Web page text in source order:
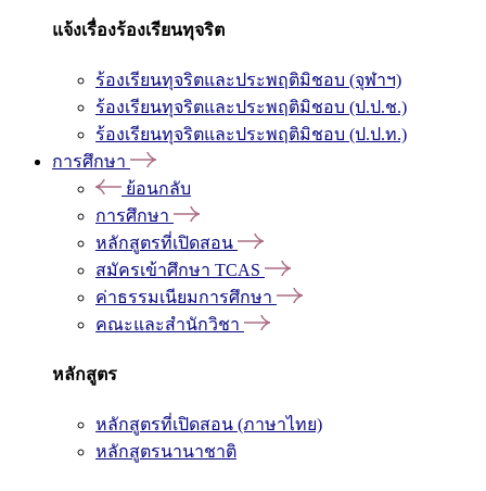
แจ้งเรื่องร้องเรียนทุจริต
ร้องเรียนทุจริตและประพฤติมิชอบ (จุฬาฯ)
ร้องเรียนทุจริตและประพฤติมิชอบ (ป.ป.ช.)
ร้องเรียนทุจริตและประพฤติมิชอบ (ป.ป.ท.)
การศึกษา
ย้อนกลับ
การศึกษา
หลักสูตรที่เปิดสอน
สมัครเข้าศึกษา TCAS
ค่าธรรมเนียมการศึกษา
คณะและสำนักวิชา
หลักสูตร
หลักสูตรที่เปิดสอน (ภาษาไทย)
หลักสูตรนานาชาติ